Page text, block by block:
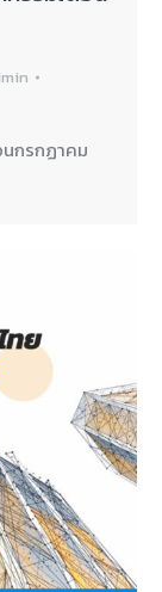
กรกฏาคม